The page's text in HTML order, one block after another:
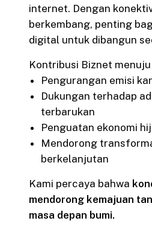
internet. Dengan
berkembang, penting
digital untuk dibangun
Kontribusi Biznet
Pengurangan emisi
Dukungan terhadap
terbarukan
Penguatan ekonomi
Mendorong
berkelanjutan
Kami percaya bahwa
mendorong kemajuan
masa depan bumi.